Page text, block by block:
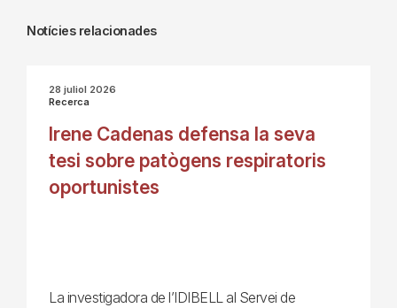
Notícies relacionades
28 juliol 2026
Recerca
Irene Cadenas defensa la seva
tesi sobre patògens respiratoris
oportunistes
La investigadora de l’IDIBELL al Servei de